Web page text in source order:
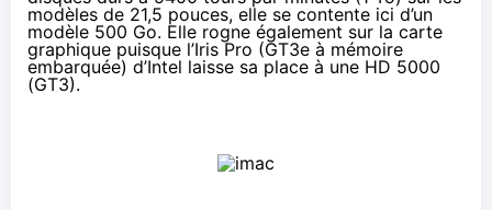
modèles de 21,5 pouces, elle se contente ici d’un
modèle 500 Go. Elle rogne également sur la carte
graphique puisque l’Iris Pro (GT3e à mémoire
embarquée) d’Intel laisse sa place à une HD 5000
(GT3).